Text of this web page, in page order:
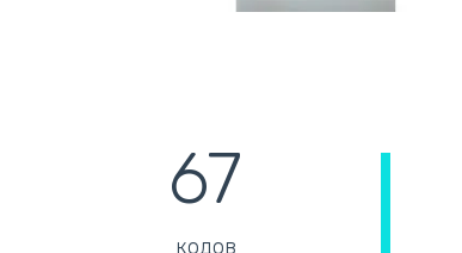
67
кодов